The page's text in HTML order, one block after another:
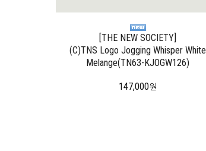
[THE NEW SOCIETY]
(C)TNS Logo Jogging Whisper White
Melange(TN63-KJOGW126)
147,000원